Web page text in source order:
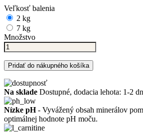
Veľkosť balenia
2 kg
7 kg
Množstvo
Pridať do nákupného košíka
Na sklade Dostupné, dodacia lehota: 1-2
Nízke pH- Vyvážený obsah minerálov
optimálnej hodnote pH moču.